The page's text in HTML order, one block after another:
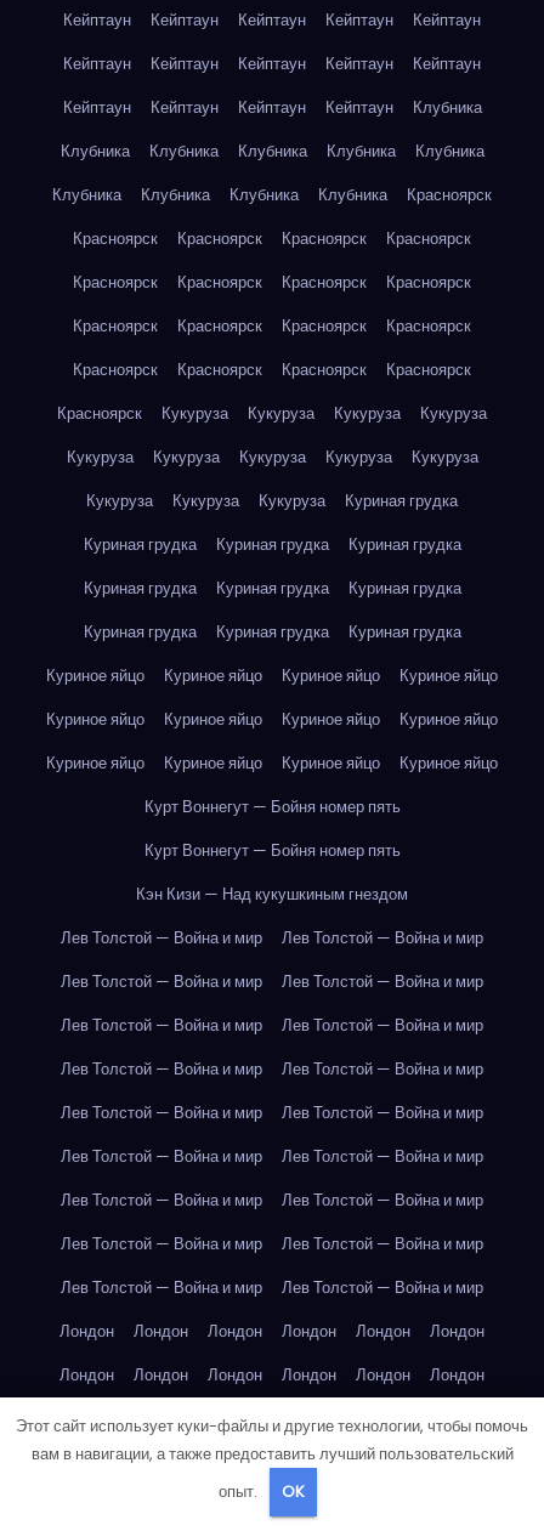
Кейптаун
Кейптаун Кейптаун Кейптаун
Кейптаун
Кейптаун
Кейптаун Кейптаун Кейптаун
Кейптаун
Кейптаун
Кейптаун Кейптаун Кейптаун
Клубника
Клубника
Клубника Клубника Клубника
Клубника
Клубника
Клубника Клубника Клубника
Красноярск
Красноярск
Красноярск Красноярск
Красноярск
Красноярск
Красноярск Красноярск
Красноярск
Красноярск
Красноярск Красноярск
Красноярск
Красноярск
Красноярск Красноярск
Красноярск
Красноярск
Кукуруза Кукуруза Кукуруза
Кукуруза
Кукуруза
Кукуруза Кукуруза Кукуруза
Кукуруза
Кукуруза
Кукуруза Кукуруза
Куриная грудка
Куриная грудка
Куриная грудка
Куриная грудка
Куриная грудка
Куриная грудка
Куриная грудка
Куриная грудка
Куриная грудка
Куриная грудка
Куриное яйцо
Куриное яйцо Куриное яйцо
Куриное яйцо
Куриное яйцо
Куриное яйцо Куриное яйцо
Куриное яйцо
Куриное яйцо
Куриное яйцо Куриное яйцо
Куриное яйцо
Курт Воннегут — Бойня номер пять
Курт Воннегут — Бойня номер пять
Кэн Кизи — Над кукушкиным гнездом
Лев Толстой — Война и мир
Лев Толстой — Война и мир
Лев Толстой — Война и мир
Лев Толстой — Война и мир
Лев Толстой — Война и мир
Лев Толстой — Война и мир
Лев Толстой — Война и мир
Лев Толстой — Война и мир
Лев Толстой — Война и мир
Лев Толстой — Война и мир
Лев Толстой — Война и мир
Лев Толстой — Война и мир
Лев Толстой — Война и мир
Лев Толстой — Война и мир
Лев Толстой — Война и мир
Лев Толстой — Война и мир
Лев Толстой — Война и мир
Лев Толстой — Война и мир
Лондон
Лондон Лондон Лондон Лондон
Лондон
Лондон
Лондон Лондон Лондон Лондон
Лондон
Лондон
Лондон Лондон Лондон Лондон
Лондон
Лондон
Лондон Лондон Лондон
Лос-Анджелес
Этот сайт использует куки-файлы и другие технологии, чтобы помочь
вам в навигации, а также предоставить лучший пользовательский
опыт.
OK